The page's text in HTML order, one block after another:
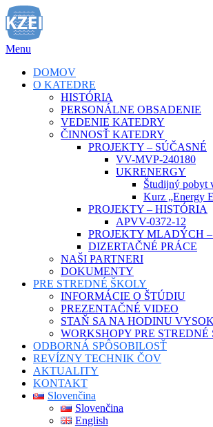
Prejsť
na
obsah
Menu
DOMOV
O KATEDRE
HISTÓRIA
PERSONÁLNE OBSADENIE
VEDENIE KATEDRY
ČINNOSŤ KATEDRY
PROJEKTY – SÚČASNÉ
VV-MVP-240180
UKRENERGY
Študijný pobyt
Kurz „Energy
PROJEKTY – HISTÓRIA
APVV-0372-12
PROJEKTY MLADÝCH
DIZERTAČNÉ PRÁCE
NAŠI PARTNERI
DOKUMENTY
PRE STREDNÉ ŠKOLY
INFORMÁCIE O ŠTÚDIU
PREZENTAČNÉ VIDEO
STAŇ SA NA HODINU
WORKSHOPY PRE STREDNÉ
ODBORNÁ SPÔSOBILOSŤ
REVÍZNY TECHNIK ČOV
AKTUALITY
KONTAKT
Slovenčina
Slovenčina
English